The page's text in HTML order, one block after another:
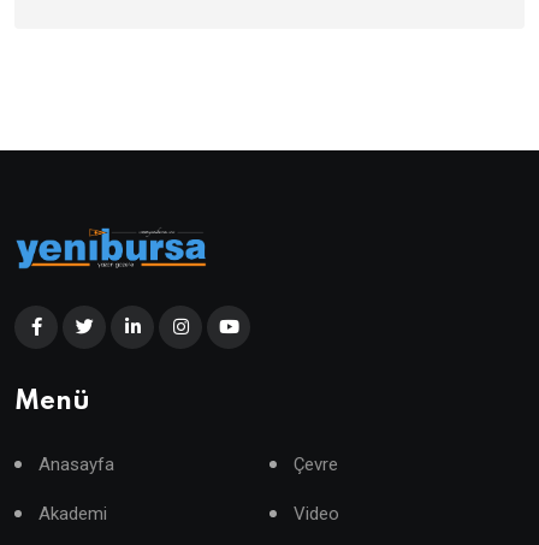
Menü
Anasayfa Çevre
Akademi Video